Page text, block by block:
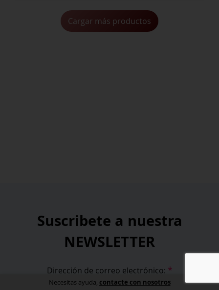
Cargar más productos
Suscribete a nuestra
NEWSLETTER
Dirección de correo electrónico: *
Necesitas ayuda, contacte con nosotros